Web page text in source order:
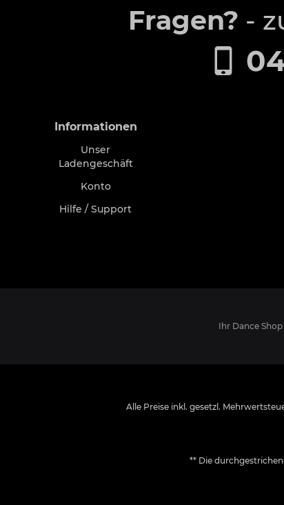
Fragen? -
Informationen
Unser
Ladengeschäft
Konto
Hilfe / Support
Ihr Dance
Alle Preise inkl. gesetzl.
** Die